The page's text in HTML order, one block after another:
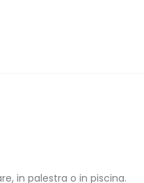
in palestra o in piscina.